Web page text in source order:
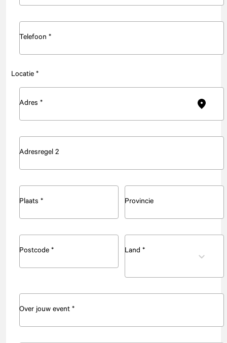
Telefoon *
Locatie *
Adres *
Adresregel 2
Plaats * Provincie
Postcode * Land *
Over jouw event *